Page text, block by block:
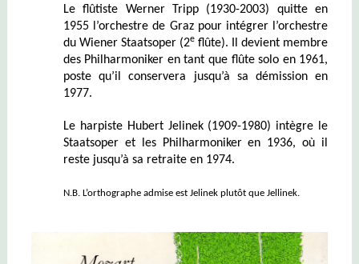
Le flûtiste Werner Tripp (1930-2003) quitte en
1955 l’orchestre de Graz pour intégrer l’orchestre
du Wiener Staatsoper (2e flûte). Il devient membre
des Philharmoniker en tant que flûte solo en 1961,
poste qu’il conservera jusqu’à sa démission en
1977.
Le harpiste Hubert Jelinek (1909-1980) intègre le
Staatsoper et les Philharmoniker en 1936, où il
reste jusqu’à sa retraite en 1974.
N.B. L’orthographe admise est Jelinek plutôt que Jellinek.